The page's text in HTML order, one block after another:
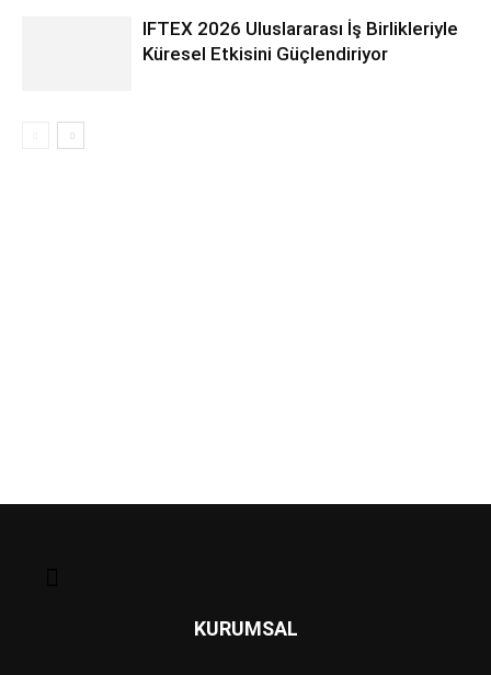
IFTEX 2026 Uluslararası İş Birlikleriyle
Küresel Etkisini Güçlendiriyor
KURUMSAL